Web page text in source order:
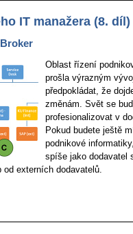
IT manažera (8. díl)
Oblast řízení
prošla výrazným
předpokládat, že
změnám. Svět se
profesionalizovat v
Pokud budete ještě
podnikové
spíše jako dodavatel
externích dodavatelů.